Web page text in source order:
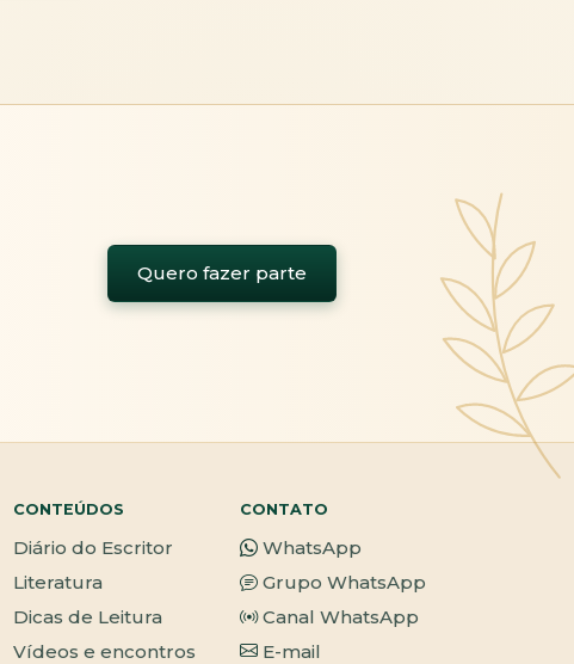
Quero fazer parte
CONTEÚDOS
Diário do Escritor
Literatura
Dicas de Leitura
Vídeos e encontros
CONTATO
WhatsApp
Grupo WhatsApp
Canal WhatsApp
E-mail